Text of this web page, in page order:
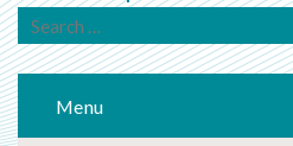
Menu